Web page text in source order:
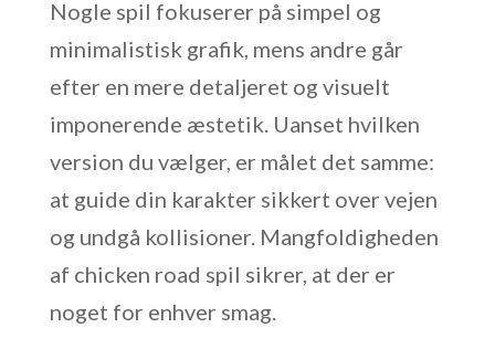
Nogle spil fokuserer på simpel og
minimalistisk grafik, mens andre går
efter en mere detaljeret og visuelt
imponerende æstetik. Uanset hvilken
version du vælger, er målet det samme:
at guide din karakter sikkert over vejen
og undgå kollisioner. Mangfoldigheden
af chicken road spil sikrer, at der er
noget for enhver smag.